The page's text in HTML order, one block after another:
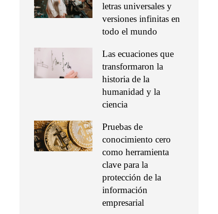
letras universales y
versiones infinitas en
todo el mundo
Las ecuaciones que
transformaron la
historia de la
humanidad y la
ciencia
Pruebas de
conocimiento cero
como herramienta
clave para la
protección de la
información
empresarial